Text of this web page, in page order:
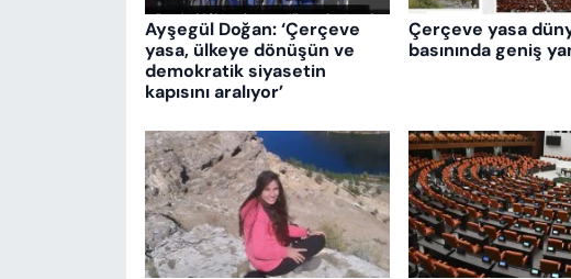
Ayşegül Doğan: ‘Çerçeve
yasa, ülkeye dönüşün ve
demokratik siyasetin
kapısını aralıyor’
Çerçeve yasa
basınında geniş